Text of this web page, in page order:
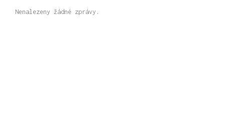
Nenalezeny žádné zprávy.